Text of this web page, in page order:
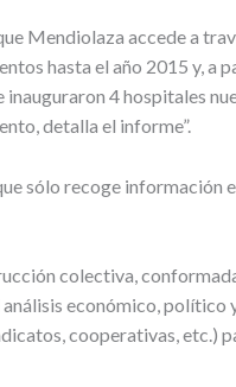
Mendiolaza accede a
hasta el año 2015 y, a
4 hospitales
detalla el informe”.
sólo recoge información
colectiva,
económico,
cooperativas, etc.)